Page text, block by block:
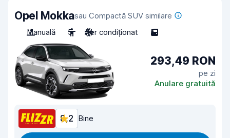
Opel Mokkasau Compactă SUV similare
Manuală
5 Aer condiționat 5
293,49 RON
pe zi
Anulare gratuită
8,2 Bine